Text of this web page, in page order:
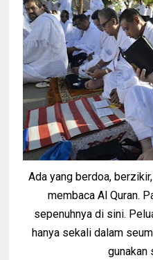
Ada yang berdoa,
membaca Al Quran.
sepenuhnya di sini.
hanya sekali dalam
gunakan